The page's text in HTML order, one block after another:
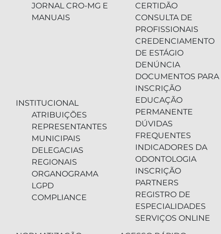
JORNAL CRO-MG E
MANUAIS
INSTITUCIONAL
ATRIBUIÇÕES
REPRESENTANTES
MUNICIPAIS
DELEGACIAS
REGIONAIS
ORGANOGRAMA
LGPD
COMPLIANCE
CERTIDÃO
CONSULTA DE
PROFISSIONAIS
CREDENCIAMENTO
DE ESTÁGIO
DENÚNCIA
DOCUMENTOS PARA
INSCRIÇÃO
EDUCAÇÃO
PERMANENTE
DÚVIDAS
FREQUENTES
INDICADORES DA
ODONTOLOGIA
INSCRIÇÃO
PARTNERS
REGISTRO DE
ESPECIALIDADES
SERVIÇOS ONLINE